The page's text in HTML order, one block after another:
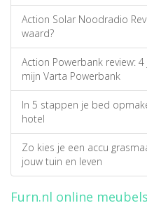
Action Solar Noodradio
waard?
Action Powerbank review:
mijn Varta Powerbank
In 5 stappen je bed
hotel
Zo kies je een accu
jouw tuin en leven
Furn.nl online